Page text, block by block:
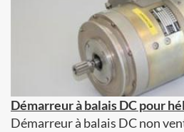
Démarreur à balais DC pour
Démarreur à balais DC non